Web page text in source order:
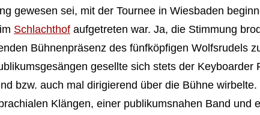
gewesen sei, mit der Tournee in Wiesbaden
Schlachthof aufgetreten war. Ja, die Stimmung
Bühnenpräsenz des fünfköpfigen Wolfsrudels
gesellte sich stets der Keyboarder
bzw. auch mal dirigierend über die Bühne
Klängen, einer publikumsnahen Band und